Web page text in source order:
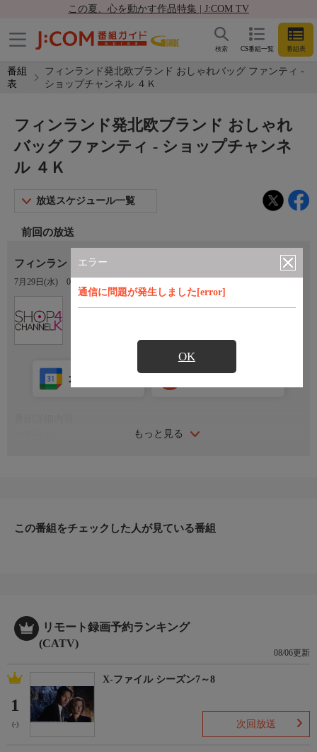
この夏、心を動かす作品特集 | J:COM TV
CS番組一覧 番組表
検索
番組
表
フィンランド発北欧ブランド おしゃれバッグ ファンティ -
ショップチャンネル ４Ｋ
エラー
通信に問題が発生しました[error]
OK
フィンランド発北欧ブランド おしゃれ
バッグ ファンティ - ショップチャンネ
ル ４Ｋ
放送スケジュール一覧
前回の放送
フィンランド発北欧ブランド おしゃれバッグ ファンティ
7月29日(水) 06:00〜07:00
もっと見る
カレンダー登録
＊ライブ放送につき、番組および商品内容に変更が生じる場合も
この番組をチェックした人が見ている番組
リモート録画予約ランキング
(CATV)
08/06更新
1
(-)
X-ファイル シーズン7～8
次回放送